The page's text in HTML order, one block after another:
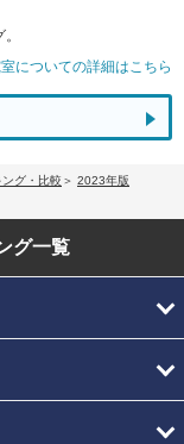
についての詳細はこちら
グ・比較
2023年版
グ一覧